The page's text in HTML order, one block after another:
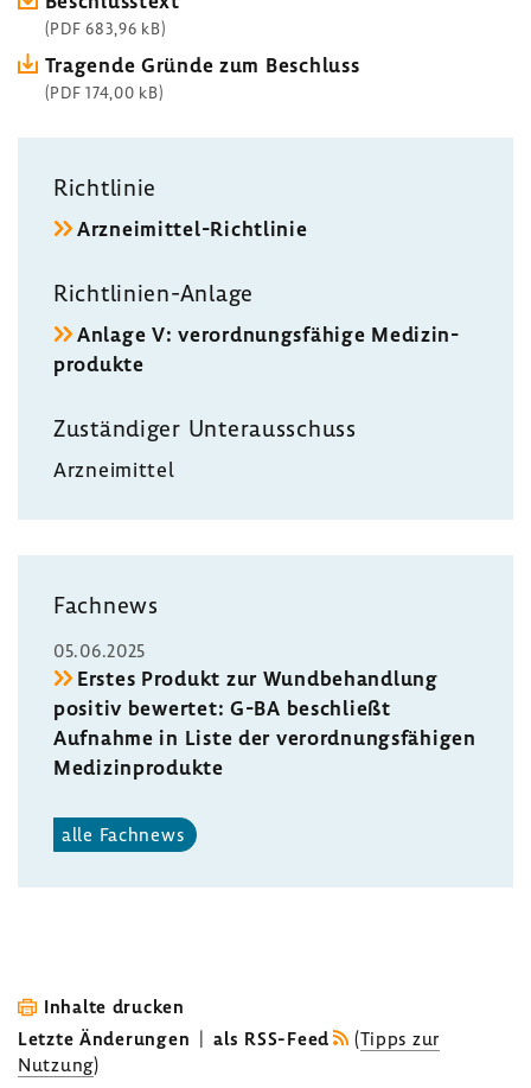
(PDF 683,96 kB)
Tragende Gründe zum Beschluss
(PDF 174,00 kB)
Richt­linie
Arzneimittel-​Richtlinie
Richtlinien-​Anlage
Anlage V: verord­nungs­fä­hige Medi­zin­
pro­dukte
Zustän­diger Unter­aus­schuss
Arznei­mittel
Fach­news
05.06.2025
Erstes Produkt zur Wund­be­hand­lung
positiv bewertet: G-BA beschließt
Aufnahme in Liste der verord­nungs­fä­higen
Medi­zin­pro­dukte
alle Fach­news
Inhalte drucken
Letzte Änderungen | als RSS-Feed (Tipps zur
Nutzung)